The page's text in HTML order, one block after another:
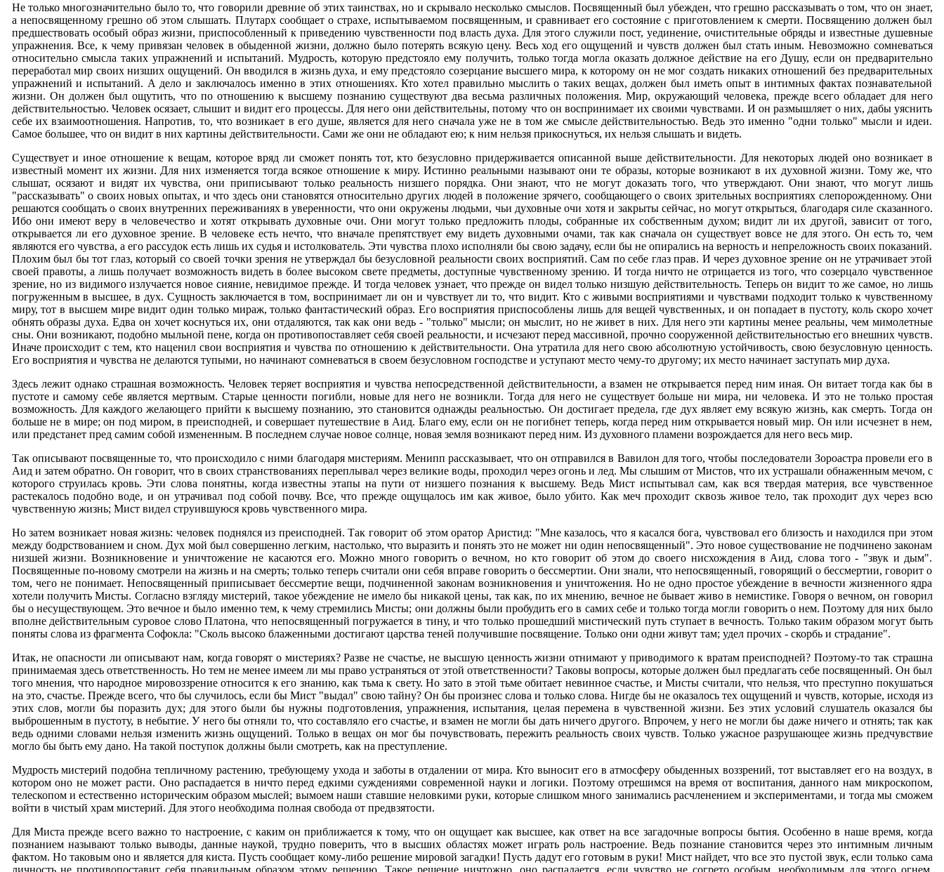
Не только многозначительно было то, что говорили древние об этих таинствах, но и скрывало несколько смыслов. Посвященный был убежден, что грешно рассказывать о том, что он знает,
а непосвященному грешно об этом слышать. Плутарх сообщает о страхе, испытываемом посвященным, и сравнивает его состояние с приготовлением к смерти. Посвящению должен был
предшествовать особый образ жизни, приспособленный к приведению чувственности под власть духа. Для этого служили пост, уединение, очистительные обряды и известные душевные
упражнения. Все, к чему привязан человек в обыденной жизни, должно было потерять всякую цену. Весь ход его ощущений и чувств должен был стать иным. Невозможно сомневаться
относительно смысла таких упражнений и испытаний. Мудрость, которую предстояло ему получить, только тогда могла оказать должное действие на его Душу, если он предварительно
переработал мир своих низших ощущений. Он вводился в жизнь духа, и ему предстояло созерцание высшего мира, к которому он не мог создать никаких отношений без предварительных
упражнений и испытаний. А дело и заключалось именно в этих отношениях. Кто хотел правильно мыслить о таких вещах, должен был иметь опыт в интимных фактах познавательной
жизни. Он должен был ощутить, что по отношению к высшему познанию существуют два весьма различных положения. Мир, окружающий человека, прежде всего обладает для него
действительностью. Человек осязает, слышит и видит его процессы. Для него они действительны, потому что он воспринимает их своими чувствами. И он размышляет о них, дабы уяснить
себе их взаимоотношения. Напротив, то, что возникает в его душе, является для него сначала уже не в том же смысле действительностью. Ведь это именно "одни только" мысли и идеи.
Самое большее, что он видит в них картины действительности. Сами же они не обладают ею; к ним нельзя прикоснуться, их нельзя слышать и видеть.
Существует и иное отношение к вещам, которое вряд ли сможет понять тот, кто безусловно придерживается описанной выше действительности. Для некоторых людей оно возникает в
известный момент их жизни. Для них изменяется тогда всякое отношение к миру. Истинно реальными называют они те образы, которые возникают в их духовной жизни. Тому же, что
слышат, осязают и видят их чувства, они приписывают только реальность низшего порядка. Они знают, что не могут доказать того, что утверждают. Они знают, что могут лишь
"рассказывать" о своих новых опытах, и что здесь они становятся относительно других людей в положение зрячего, сообщающего о своих зрительных восприятиях слепорожденному. Они
решаются сообщать о своих внутренних переживаниях в уверенности, что они окружены людьми, чьи духовные очи хотя и закрыты сейчас, но могут открыться, благодаря силе сказанного.
Ибо они имеют веру в человечество и хотят открывать духовные очи. Они могут только предложить плоды, собранные их собственным духом; видит ли их другой, зависит от того,
открывается ли его духовное зрение. В человеке есть нечто, что вначале препятствует ему видеть духовными очами, так как сначала он существует вовсе не для этого. Он есть то, чем
являются его чувства, а его рассудок есть лишь их судья и истолкователь. Эти чувства плохо исполняли бы свою задачу, если бы не опирались на верность и непреложность своих показаний.
Плохим был бы тот глаз, который со своей точки зрения не утверждал бы безусловной реальности своих восприятий. Сам по себе глаз прав. И через духовное зрение он не утрачивает этой
своей правоты, а лишь получает возможность видеть в более высоком свете предметы, доступные чувственному зрению. И тогда ничто не отрицается из того, что созерцало чувственное
зрение, но из видимого излучается новое сияние, невидимое прежде. И тогда человек узнает, что прежде он видел только низшую действительность. Теперь он видит то же самое, но лишь
погруженным в высшее, в дух. Сущность заключается в том, воспринимает ли он и чувствует ли то, что видит. Кто с живыми восприятиями и чувствами подходит только к чувственному
миру, тот в высшем мире видит один только мираж, только фантастический образ. Его восприятия приспособлены лишь для вещей чувственных, и он попадает в пустоту, коль скоро хочет
обнять образы духа. Едва он хочет коснуться их, они отдаляются, так как они ведь - "только" мысли; он мыслит, но не живет в них. Для него эти картины менее реальны, чем мимолетные
сны. Они возникают, подобно мыльной пене, когда он противопоставляет себя своей реальности, и исчезают перед массивной, прочно сооруженной действительностью его внешних чувств.
Иначе происходит с тем, кто наценил свои восприятия и чувства по отношению к действительности. Она утратила для него свою абсолютную устойчивость, свою безусловную ценность.
Его восприятия и чувства не делаются тупыми, но начинают сомневаться в своем безусловном господстве и уступают место чему-то другому; их место начинает заступать мир духа.
Здесь лежит однако страшная возможность. Человек теряет восприятия и чувства непосредственной действительности, а взамен не открывается перед ним иная. Он витает тогда как бы в
пустоте и самому себе является мертвым. Старые ценности погибли, новые для него не возникли. Тогда для него не существует больше ни мира, ни человека. И это не только простая
возможность. Для каждого желающего прийти к высшему познанию, это становится однажды реальностью. Он достигает предела, где дух являет ему всякую жизнь, как смерть. Тогда он
больше не в мире; он под миром, в преисподней, и совершает путешествие в Аид. Благо ему, если он не погибнет теперь, когда перед ним открывается новый мир. Он или исчезнет в нем,
или предстанет пред самим собой измененным. В последнем случае новое солнце, новая земля возникают перед ним. Из духовного пламени возрождается для нeгoвесь мир.
Так описывают посвященные то, что происходило с ними благодаря мистериям. Менипп рассказывает, что он отправился в Вавилон для того, чтобы последователи Зороастра провели его в
Аид и затем обратно. Он говорит, что в своих странствованиях переплывал через великие воды, проходил через огонь и лед. Мы слышим от Мистов, что их устрашали обнаженным мечом, с
которого струилась кровь. Эти слова понятны, когда известны этапы на пути от низшего познания к высшему. Ведь Мист испытывал сам, как вся твердая материя, все чувственное
растекалось подобно воде, и он утрачивал под собой почву. Все, что прежде ощущалось им как живое, было убито. Как меч проходит сквозь живое тело, так проходит дух через всю
чувственную жизнь; Мист видел струившуюся кровь чувственного мира.
Но затем возникает новая жизнь: человек поднялся из преисподней. Так говорит об этом оратор Аристид: "Мне казалось, что я касался бога, чувствовал его близость и находился при этом
между бодрствованием и сном. Дух мой был совершенно легким, настолько, что выразить и понять это не может ни один непосвященный". Это новое существование не подчинено законам
низшей жизни. Возникновение и уничтожение не касаются его. Можно много говорить о вечном, но кто говорит об этом до своего нисхождения в Аид, слова того - "звук и дым".
Посвященные по-новому смотрели на жизнь и на смерть; только теперь считали они себя вправе говорить о бессмертии. Они знали, что непосвященный, говорящий о бессмертии, говорит о
том, чего не понимает. Непосвященный приписывает бессмертие вещи, подчиненной законам возникновения и уничтожения. Но не одно простое убеждение в вечности жизненного ядра
хотели получить Мисты. Согласно взгляду мистерий, такое убеждение не имело бы никакой цены, так как, по их мнению, вечное не бывает живо в немистике. Говоря о вечном, он говорил
бы о несуществующем. Это вечное и было именно тем, к чему стремились Мисты; они должны были пробудить его в самих себе и только тогда могли говорить о нем. Поэтому для них было
вполне действительным суровое слово Платона, что непосвященный погружается в тину, и что только прошедший мистический путь ступает в вечность. Только таким образом могут быть
поняты слова из фрагмента Софокла: "Сколь высоко блаженными достигают царства теней получившие посвящение. Только они одни живут там; удел прочих - скорбь и страдание".
Итак, не опасности ли описывают нам, когда говорят о мистериях? Разве не счастье, не высшую ценность жизни отнимают у приводимого к вратам преисподней? Поэтому-то так страшна
принимаемая здесь ответственность. Но тем не менее имеем ли мы право устраняться от этой ответственности? Таковы вопросы, которые должен был предлагать себе посвященный. Он был
того мнения, что народное мировоззрение относится к его знанию, как тьма к свету. Но зато в этой тьме обитает невинное счастье, и Мисты считали, что нельзя, что преступно покушаться
на это, счастье. Прежде всего, что бы случилось, если бы Мист "выдал" свою тайну? Он бы произнес слова и только слова. Нигде бы не оказалось тех ощущений и чувств, которые, исходя из
этих слов, могли бы поразить дух; для этого были бы нужны подготовления, упражнения, испытания, целая перемена в чувственной жизни. Без этих условий слушатель оказался бы
выброшенным в пустоту, в небытие. У него бы отняли то, что составляло его счастье, и взамен не могли бы дать ничего другого. Впрочем, у него не могли бы даже ничего и отнять; так как
ведь одними словами нельзя изменить жизнь ощущений. Только в вещах он мог бы почувствовать, пережить реальность своих чувств. Только ужасное разрушающее жизнь предчувствие
могло бы быть ему дано. На такой поступок должны были смотреть, как на преступление.
Мудрость мистерий подобна тепличному растению, требующему ухода и заботы в отдалении от мира. Кто выносит его в атмосферу обыденных воззрений, тот выставляет его на воздух, в
котором оно не может расти. Оно распадается в ничто перед едкими суждениями современной науки и логики. Поэтому отрешимся на время от воспитания, данного нам микроскопом,
телескопом и естественно историческим образом мыслей; вымоем наши ставшие неловкими руки, которые слишком много занимались расчленением и экспериментами, и тогда мы сможем
войти в чистый храм мистерий. Для этого необходима полная свобода от предвзятости.
Для Миста прежде всего важно то настроение, с каким он приближается к тому, что он ощущает как высшее, как ответ на все загадочные вопросы бытия. Особенно в наше время, когда
познанием называют только выводы, данные наукой, трудно поверить, что в высших областях может играть роль настроение. Ведь познание становится через это интимным личным
фактом. Но таковым оно и является для киста. Пусть сообщает кому-либо решение мировой загадки! Пусть дадут его готовым в руки! Мист найдет, что все это пустой звук, если только сама
личность не противопоставит себя правильным образом этому решению. Такое решение ничтожно, оно распадается, если чувство не согрето особым, необходимым для этого огнем.